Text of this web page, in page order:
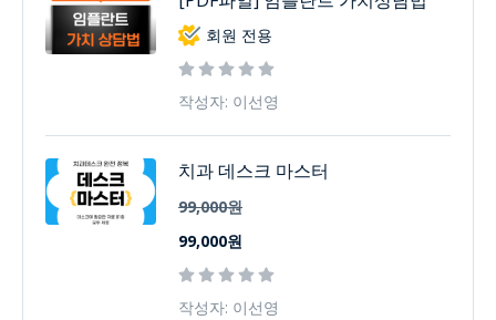
회원 전용
작성자: 이선영
치과 데스크 마스터
99,000원
99,000원
작성자: 이선영